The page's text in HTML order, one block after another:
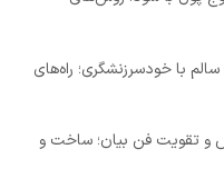
با خودسرزنشگری؛ راه‌های
و تقویت فن بیان؛ ساخت و